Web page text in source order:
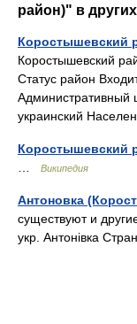
район)" в
Коростышевский
Коростышевский
Статус район
Административный
украинский
Коростышевский
Википедия
Антоновка
существуют и
укр. Антонівка